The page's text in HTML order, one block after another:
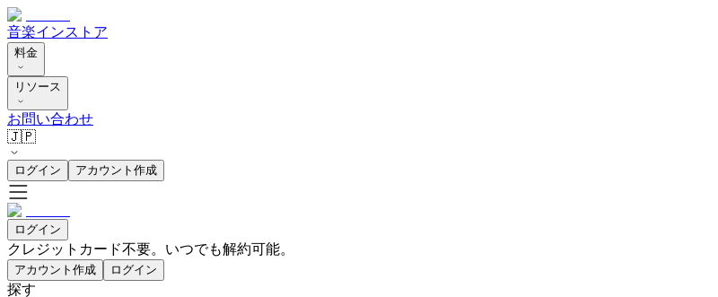
音楽インストア
料金
リソース
お問い合わせ
🇯🇵
ログイン アカウント作成
ログイン
クレジットカード不要。いつでも解約可能。
アカウント作成 ログイン
探す